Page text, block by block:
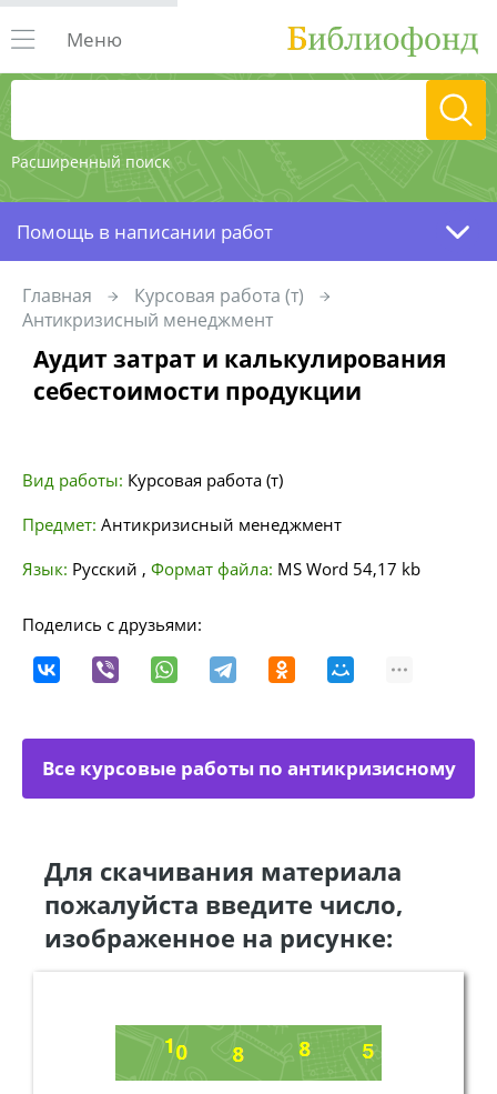
Расширенный поиск
Меню
Помощь в написании работ
Главная
Курсовая работа (т)
Антикризисный менеджмент
Аудит затрат и калькулирования
себестоимости продукции
Вид работы: Курсовая работа (т)
Предмет: Антикризисный менеджмент
Язык: Русский , Формат файла: MS Word 54,17 kb
Поделись с друзьями:
Все курсовые работы по антикризисному
Для скачивания материала
пожалуйста введите число,
изображенное на рисунке: